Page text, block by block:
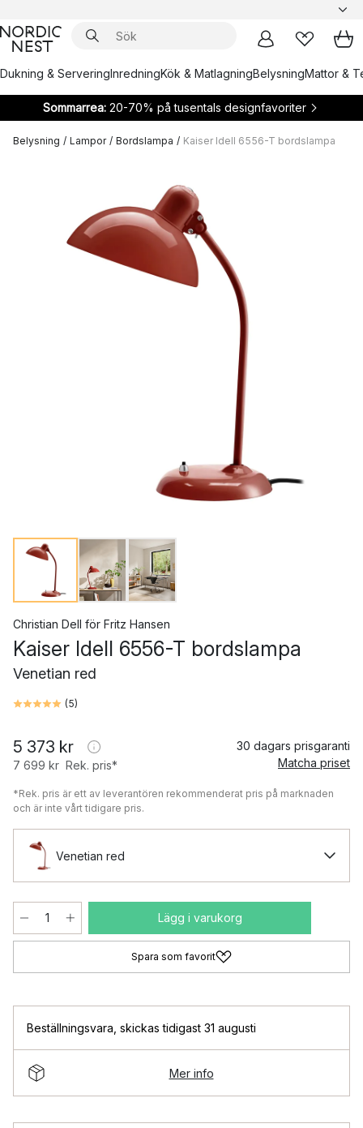
Dukning & ServeringInredningKök & MatlagningBelysningMattor &
Sommarrea:20-70% på tusentals designfavoriter
Belysning / Lampor / Bordslampa / Kaiser Idell 6556-T bordslampa
Christian Dell för Fritz Hansen
Kaiser Idell 6556-T bordslampa
Venetian red
(5)
5 373 kr
7 699 kr Rek. pris*
30 dagars prisgaranti
Matcha priset
*Rek. pris är ett av leverantören rekommenderat pris på marknaden
och är inte vårt tidigare pris.
Venetian red
Lägg i varukorg
Spara som favorit
Beställningsvara skickas tidigast 31 augusti
Mer info